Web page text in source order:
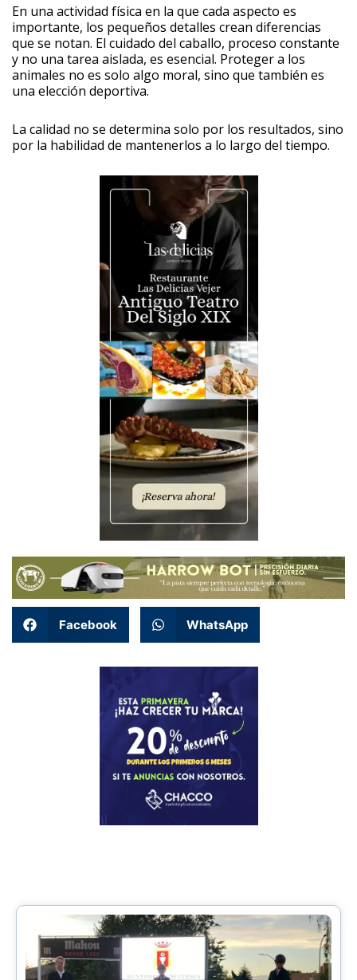
En una actividad física en la que cada aspecto es
importante, los pequeños detalles crean diferencias
que se notan. El cuidado del caballo, proceso constante
y no una tarea aislada, es esencial. Proteger a los
animales no es solo algo moral, sino que también es
una elección deportiva.
La calidad no se determina solo por los resultados, sino
por la habilidad de mantenerlos a lo largo del tiempo.
Facebook WhatsApp